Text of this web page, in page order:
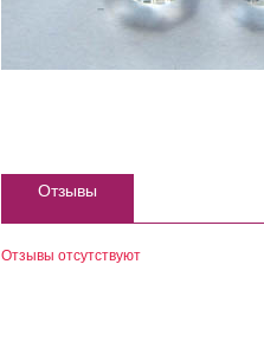
Отзывы
Отзывы отсутствуют